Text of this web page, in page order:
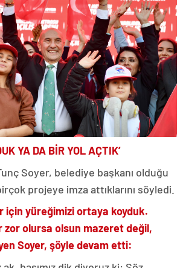
YA DA BİR YOL AÇTIK’
Soyer, belediye başkanı olduğu
projeye imza attıklarını söyledi.
için yüreğimizi ortaya koyduk.
zor olursa olsun mazeret değil,
Soyer, şöyle devam etti: